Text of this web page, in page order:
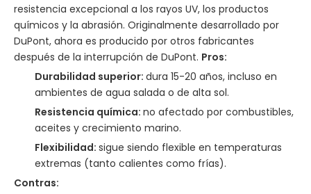
resistencia excepcional a los rayos UV, los productos
químicos y la abrasión. Originalmente desarrollado por
DuPont, ahora es producido por otros fabricantes
después de la interrupción de DuPont. Pros:
Durabilidad superior: dura 15-20 años, incluso en
ambientes de agua salada o de alta sol.
Resistencia química: no afectado por combustibles,
aceites y crecimiento marino.
Flexibilidad: sigue siendo flexible en temperaturas
extremas (tanto calientes como frías).
Contras: